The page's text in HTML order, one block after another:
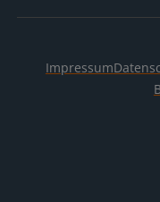
Impressum